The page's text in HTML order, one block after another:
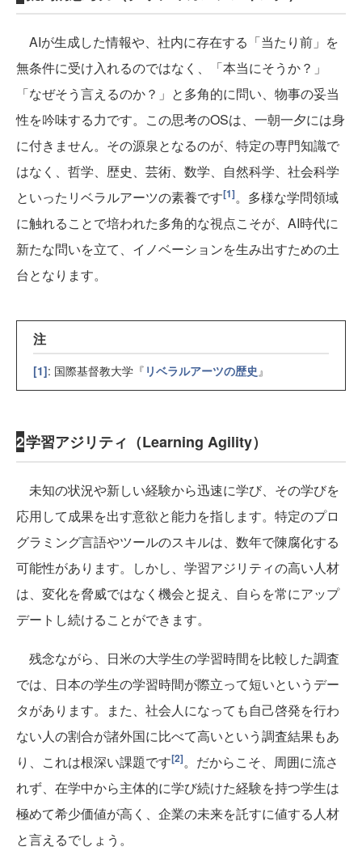
AIが生成した情報や、社内に存在する「当たり前」を
無条件に受け入れるのではなく、「本当にそうか？」
「なぜそう言えるのか？」と多角的に問い、物事の妥当
性を吟味する力です。この思考のOSは、一朝一夕には身
に付きません。その源泉となるのが、特定の専門知識で
はなく、哲学、歴史、芸術、数学、自然科学、社会科学
といったリベラルアーツの素養です[1]。多様な学問領域
に触れることで培われた多角的な視点こそが、AI時代に
新たな問いを立て、イノベーションを生み出すための土
台となります。
注
[1]: 国際基督教大学『 リベラルアーツの歴史 』
2学習アジリティ（Learning Agility）
未知の状況や新しい経験から迅速に学び、その学びを
応用して成果を出す意欲と能力を指します。特定のプロ
グラミング言語やツールのスキルは、数年で陳腐化する
可能性があります。しかし、学習アジリティの高い人材
は、変化を脅威ではなく機会と捉え、自らを常にアップ
デートし続けることができます。
残念ながら、日米の大学生の学習時間を比較した調査
では、日本の学生の学習時間が際立って短いというデー
タがあります。また、社会人になっても自己啓発を行わ
ない人の割合が諸外国に比べて高いという調査結果もあ
り、これは根深い課題です[2]。だからこそ、周囲に流さ
れず、在学中から主体的に学び続けた経験を持つ学生は
極めて希少価値が高く、企業の未来を託すに値する人材
と言えるでしょう。